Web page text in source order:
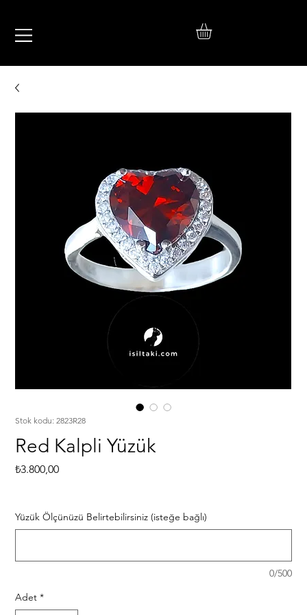
TAKI
Stok kodu: 2823R28
Red Kalpli Yüzük
₺3.800,00Fiyat
Yüzük Ölçünüzü Belirtebilirsiniz (isteğe bağlı)
0/500
Adet *